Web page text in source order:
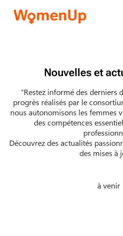
Nouvelles et
“Restez informé des derniers
progrès réalisés par le
nous autonomisons les femmes
des compétences
Découvrez des actualités
des mises à
à venir